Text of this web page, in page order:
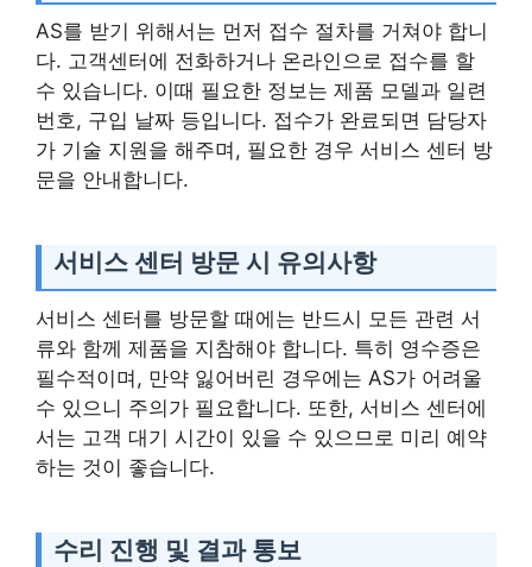
AS를 받기 위해서는 먼저 접수 절차를 거쳐야 합니
다. 고객센터에 전화하거나 온라인으로 접수를 할
수 있습니다. 이때 필요한 정보는 제품 모델과 일련
번호, 구입 날짜 등입니다. 접수가 완료되면 담당자
가 기술 지원을 해주며, 필요한 경우 서비스 센터 방
문을 안내합니다.
서비스 센터 방문 시 유의사항
서비스 센터를 방문할 때에는 반드시 모든 관련 서
류와 함께 제품을 지참해야 합니다. 특히 영수증은
필수적이며, 만약 잃어버린 경우에는 AS가 어려울
수 있으니 주의가 필요합니다. 또한, 서비스 센터에
서는 고객 대기 시간이 있을 수 있으므로 미리 예약
하는 것이 좋습니다.
수리 진행 및 결과 통보